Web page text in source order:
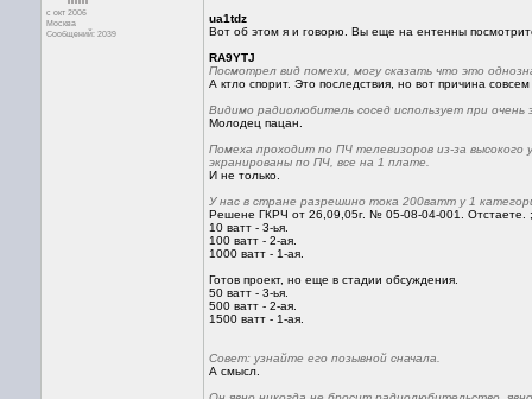
с окт 2006
Москва
Сообщений: 2039
ua1tdz
Вот об этом я и говорю. Вы еще на ентенны
RA9YTJ
Посмотрел вид помехи, могу сказать что это
А ктло спорит. Это последствия, но вот причина
Видимо радиолюбитель сосед использует при
Молодец пацан.
Помеха проходит по ПЧ телевизоров из-за
экранированы по ПЧ, все на 1 плате.
И не только.
У нас в стране разрешино тока 200ватт у 1
Решене ГКРЧ от 26,09,05г. № 05-08-04-001. Отстаете.
10 ватт - 3-ья.
100 ватт - 2-ая.
1000 ватт - 1-ая.
Готов проект, но еще в стадии обсуждения.
50 ватт - 3-ья.
500 ватт - 2-ая.
1500 ватт - 1-ая.
Совет: узнайте его позывной сначала.
А смысл.